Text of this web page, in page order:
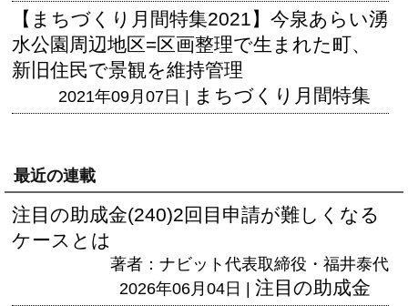
【まちづくり月間特集2021】今泉あらい湧
水公園周辺地区=区画整理で生まれた町、
新旧住民で景観を維持管理
2021年09月07日 | まちづくり月間特集
最近の連載
注目の助成金(240)2回目申請が難しくなる
ケースとは
著者：ナビット代表取締役・福井泰代
2026年06月04日 | 注目の助成金